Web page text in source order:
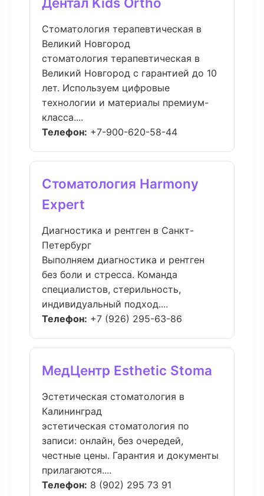
Стоматология терапевтическая в
Великий Новгород
стоматология терапевтическая в
Великий Новгород с гарантией до 10
лет. Используем цифровые
технологии и материалы премиум-
класса....
Телефон: +7-900-620-58-44
Стоматология Harmony
Expert
Диагностика и рентген в Санкт-
Петербург
Выполняем диагностика и рентген
без боли и стресса. Команда
специалистов, стерильность,
индивидуальный подход....
Телефон: +7 (926) 295-63-86
МедЦентр Esthetic Stoma
Эстетическая стоматология в
Калининград
эстетическая стоматология по
записи: онлайн, без очередей,
честные цены. Гарантия и документы
прилагаются....
Телефон: 8 (902) 295 73 91